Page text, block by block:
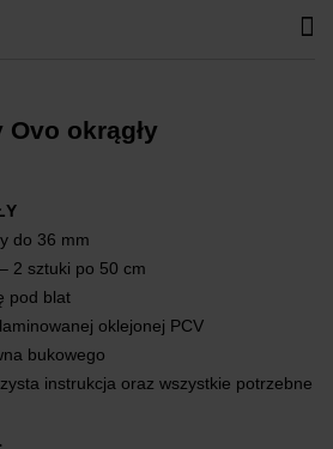
Ovo okrągły
do 36 mm
2 sztuki po 50 cm
pod blat
oklejonej PCV
bukowego
instrukcja oraz wszystkie potrzebne